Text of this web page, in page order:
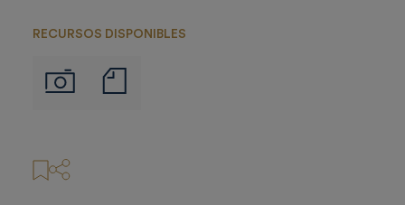
RECURSOS DISPONIBLES
Imágenes
de